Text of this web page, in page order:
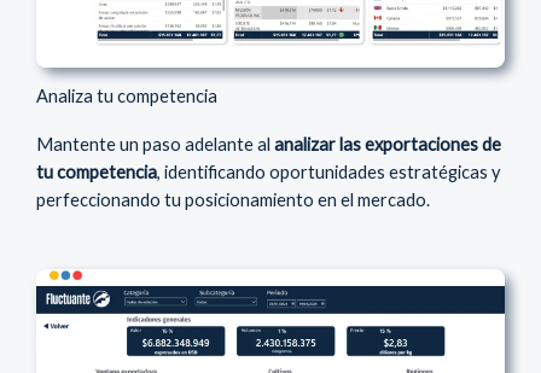
Analiza tu competencia
Mantente un paso adelante al analizar las exportaciones de
tu competencia, identificando oportunidades estratégicas y
perfeccionando tu posicionamiento en el mercado.